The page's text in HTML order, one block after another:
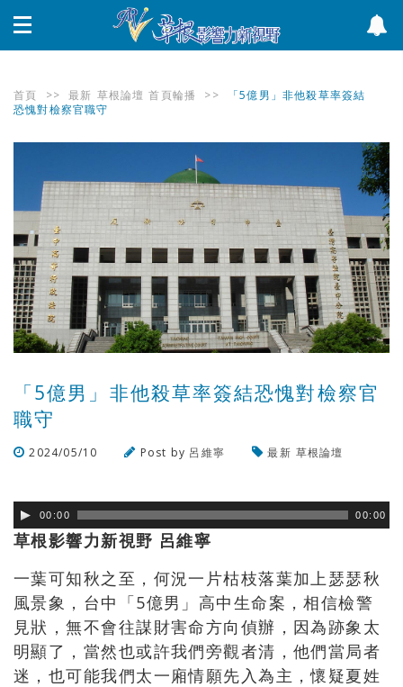
首頁 >> 最新 草根論壇 首頁輪播 >>
「5億男」非他殺草率簽結
恐愧對檢察官職守
「5億男」非他殺草率簽結恐愧對檢察官
職守
2024/05/10 Post by 呂維寧 最新 草根論壇
00:00 00:00
草根影響力新視野 呂維寧
一葉可知秋之至，何況一片枯枝落葉加上瑟瑟秋
風景象，台中「5億男」高中生命案，相信檢警
見狀，無不會往謀財害命方向偵辦，因為跡象太
明顯了，當然也或許我們旁觀者清，他們當局者
迷，也可能我們太一廂情願先入為主，懷疑夏姓